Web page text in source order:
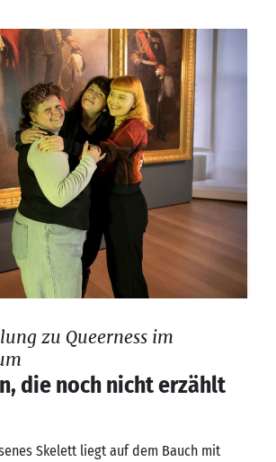
zu Queerness im
die noch nicht erzählt
Skelett liegt auf dem Bauch mit